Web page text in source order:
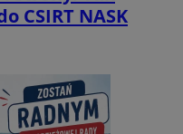
CSIRT NASK